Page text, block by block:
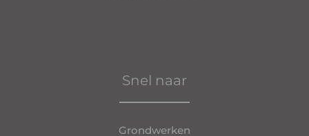
Snel naar
Grondwerken